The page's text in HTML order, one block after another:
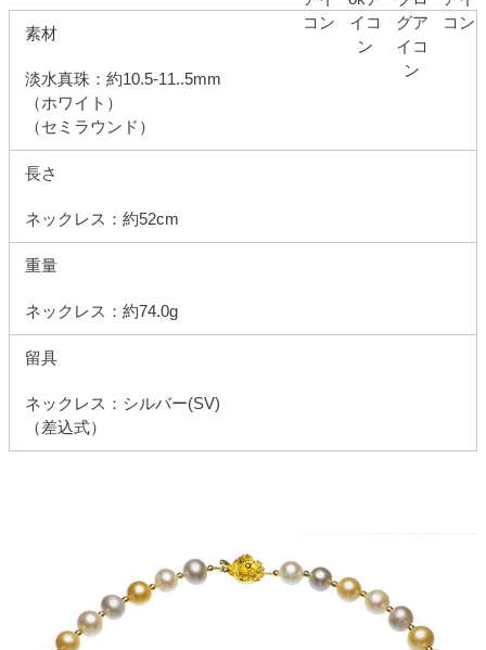
素材
淡水真珠：約10.5-11..5mm
（ホワイト）
（セミラウンド）
長さ
ネックレス：約52cm
重量
ネックレス：約74.0g
留具
ネックレス：シルバー(SV)
（差込式）